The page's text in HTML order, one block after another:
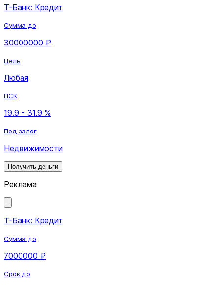
Т-Банк: Кредит
Сумма до
30000000 ₽
Цель
Любая
ПСК
19.9 - 31.9 %
Под залог
Недвижимости
Получить деньги
Реклама
Т-Банк: Кредит
Сумма до
7000000 ₽
Срок до